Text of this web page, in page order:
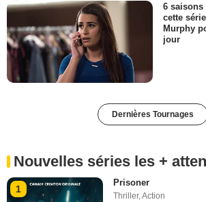
6 saisons
cette
Murphy
jour
Dernières Tournages
Nouvelles séries les +
1
Prisoner
Thriller,Action